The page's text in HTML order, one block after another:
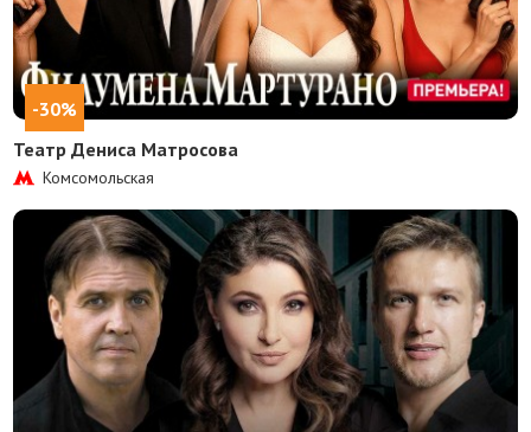
-30%
Театр Дениса Матросова
Комсомольская